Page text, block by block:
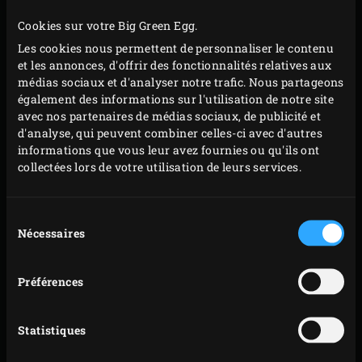
Cookies sur votre Big Green Egg.
Les cookies nous permettent de personnaliser le contenu
et les annonces, d'offrir des fonctionnalités relatives aux
médias sociaux et d'analyser notre trafic. Nous partageons
également des informations sur l'utilisation de notre site
avec nos partenaires de médias sociaux, de publicité et
d'analyse, qui peuvent combiner celles-ci avec d'autres
informations que vous leur avez fournies ou qu'ils ont
collectées lors de votre utilisation de leurs services.
duNécessaires
Préférences
Statistiques
fruits. Sortez également la pierre de cuisson de
l’EGG et laissez-la refroidir. Pendant ce temps, faites
dégeler les carrés de pâte feuilletée pour votre fond
de tarte.
Posez les carrés de pâte feuilletée les uns sur les
autres entre 2 feuilles de papier sulfurisé et étalez-
les au rouleau jusqu’à obtenir un diamètre
une pierre de cuisson froide sur la grille de l’EGG et
papier sulfurisé. Recouvrez le tout d’une seconde
pierre de cuisson froide. Fermez le couvercle de
l’EGG et faites cuire le fond de tarte env. 10 minutes.
Retirez la pierre de cuisson du dessus ainsi que la